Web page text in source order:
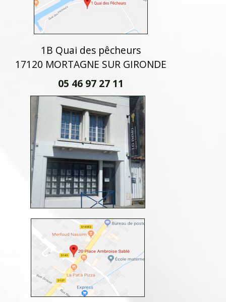
1B Quai des pêcheurs
17120 MORTAGNE SUR GIRONDE
05 46 97 27 11